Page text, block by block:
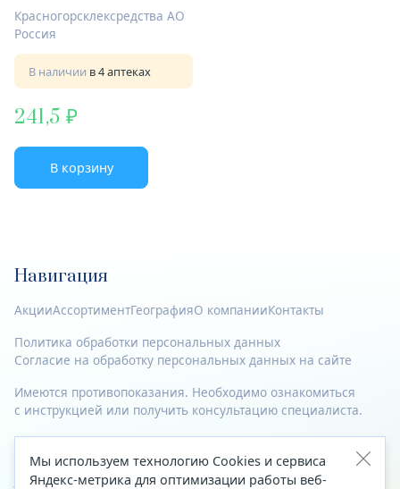
Красногорсклексредства АО
Россия
В наличии в 4 аптеках
241,5
В корзину
Навигация
АкцииАссортиментГеографияО компанииКонтакты
Политика обработки персональных данных
Согласие на обработку персональных данных на сайте
Имеются противопоказания. Необходимо ознакомиться
с инструкцией или получить консультацию специалиста.
© 2023—2026 Все права защищены.
Адрес
Мы используем технологию Cookies и сервиса
Яндекс-метрика для оптимизации работы веб-